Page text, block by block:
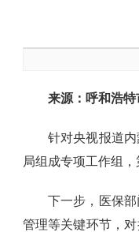
来源：呼和浩
针对央视报道
局组成专项工作组
下一步，医保
管理等关键环节，